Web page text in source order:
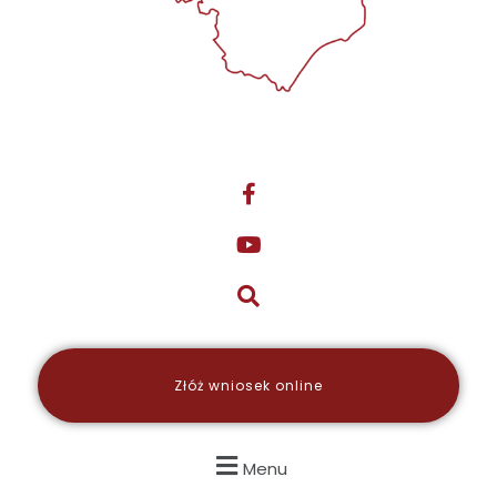
Złóż wniosek online
Menu